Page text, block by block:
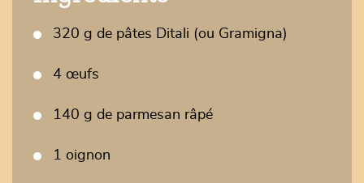
320 g de pâtes Ditali (ou Gramigna)
4 œufs
140 g de parmesan râpé
1 oignon